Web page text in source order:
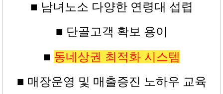
■ 남녀노소 다양한 연령대 섭렵
■ 단골고객 확보 용이
■ 동네상권 최적화 시스템
■ 매장운영 및 매출증진 노하우 교육